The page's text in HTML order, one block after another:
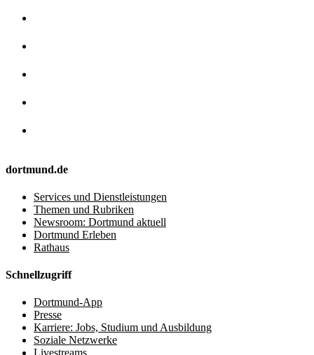
dortmund.de
Services und Dienstleistungen
Themen und Rubriken
Newsroom: Dortmund aktuell
Dortmund Erleben
Rathaus
Schnellzugriff
Dortmund-App
Presse
Karriere: Jobs, Studium und Ausbildung
Soziale Netzwerke